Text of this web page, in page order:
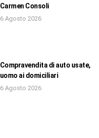
Carmen Consoli
6 Agosto 2026
Compravendita di auto usate,
uomo ai domiciliari
6 Agosto 2026